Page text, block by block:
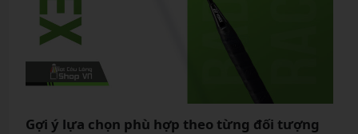
Gợi ý lựa chọn phù hợp theo từng đối tượng